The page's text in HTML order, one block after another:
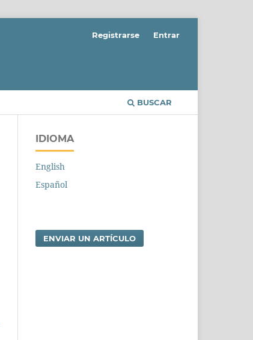
BUSCAR
Registrarse Entrar
IDIOMA
English
Español
ENVIAR UN ARTÍCULO